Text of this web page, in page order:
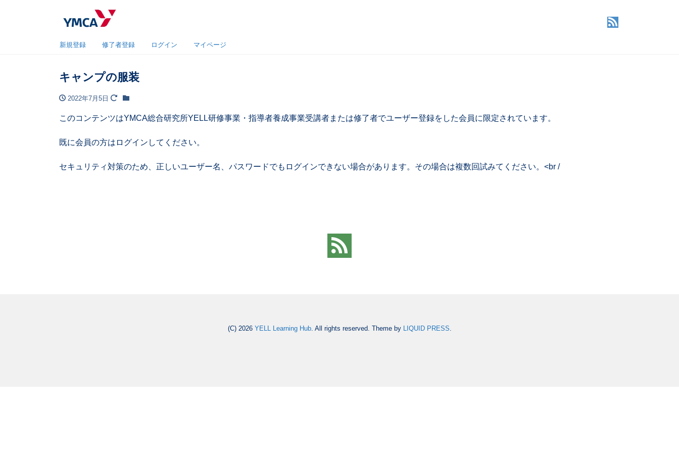
新規登録 修了者登録 ログイン マイページ
キャンプの服装
2022年7月5日
このコンテンツはYMCA総合研究所YELL研修事業・指導者養成事業受講者または修了者でユーザー登録をした会員に限定されています。
既に会員の方はログインしてください。
セキュリティ対策のため、正しいユーザー名、パスワードでもログインできない場合があります。その場合は複数回試みてください。<br /
(C) 2026 YELL Learning Hub. All rights reserved. Theme by LIQUID PRESS.